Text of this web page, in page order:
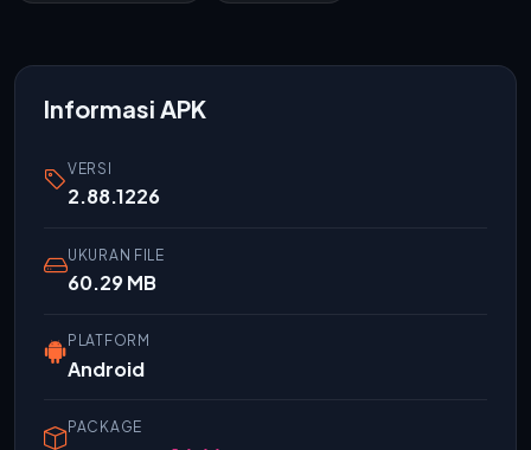
Informasi APK
VERSI
2.88.1226
UKURAN FILE
60.29 MB
PLATFORM
Android
PACKAGE